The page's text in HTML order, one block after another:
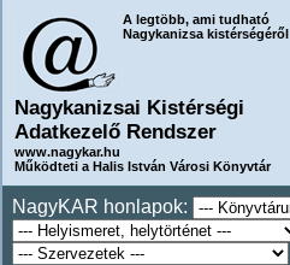
A legtöbb, ami tudható
Nagykanizsa kistérségéről
Nagykanizsai Kistérségi
Adatkezelő Rendszer
www.nagykar.hu
Működteti a Halis István Városi Könyvtár
NagyKAR honlapok: